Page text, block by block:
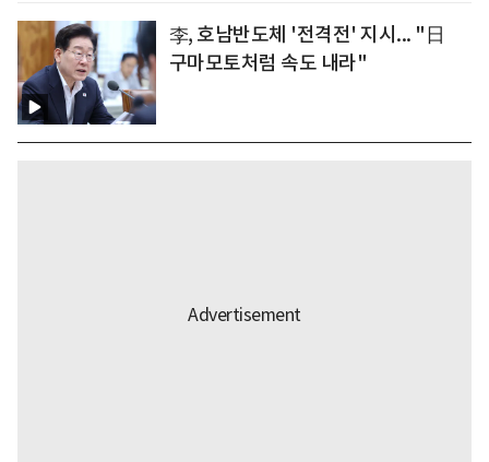
李, 호남반도체 '전격전' 지시... "日
구마모토처럼 속도 내라"